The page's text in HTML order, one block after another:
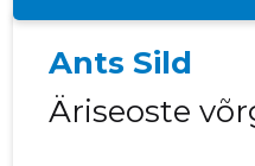
Ants Sild
Äriseoste